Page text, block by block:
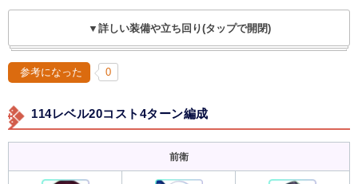
▼詳しい装備や立ち回り(タップで開閉)
参考になった 0
114レベル20コスト4ターン編成
前衛